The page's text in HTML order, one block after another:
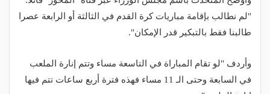
"لم نطالب بإقامة مباريات كرة القدم في الثالثة أو الرابعة عصرا
طالبنا فقط بالتبكير قدر الإمكان".
وأردف "لو تقام المباراة في التاسعة مساء وتتم إنارة الملعب
في السابعة وحتى الـ 11 مساء فهذه فترة أربع ساعات تتم فيها